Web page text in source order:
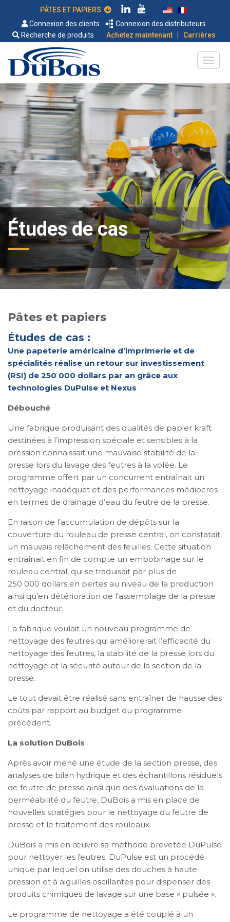
Connexion des clients
Connexion des distributeurs
Recherche de produits
Achetez maintenant | Carrières
Études de cas
Pâtes et papiers
Études de cas :
Une papeterie américaine d’imprimerie et de
spécialités réalise un retour sur investissement
(RSI) de 250 000 dollars par an grâce aux
technologies DuPulse et Nexus
Débouché
Une fabrique produisant des qualités de papier kraft
destinées à l’impression spéciale et sensibles à la
pression connaissait une mauvaise stabilité de la
presse lors du lavage des feutres à la volée. Le
programme offert par un concurrent entraînait un
nettoyage inadéquat et des performances médiocres
en termes de drainage d’eau du feutre de la presse.
En raison de l’accumulation de dépôts sur la
couverture du rouleau de presse central, on constatait
un mauvais relâchement des feuilles. Cette situation
entraînait en fin de compte un embobinage sur le
rouleau central, qui se traduisait par plus de
250 000 dollars en pertes au niveau de la production
ainsi qu’en détérioration de l’assemblage de la presse
et du docteur.
La fabrique voulait un nouveau programme de
nettoyage des feutres qui améliorerait l’efficacité du
nettoyage des feutres, la stabilité de la presse lors du
nettoyage et la sécurité autour de la section de la
presse.
Le tout devait être réalisé sans entraîner de hausse des
coûts par rapport au budget du programme
précédent.
La solution DuBois
Après avoir mené une étude de la section presse, des
analyses de bilan hydrique et des échantillons résiduels
de feutre de presse ainsi que des évaluations de la
perméabilité du feutre, DuBois a mis en place de
nouvelles stratégies pour le nettoyage du feutre de
presse et le traitement des rouleaux.
DuBois a mis en œuvre sa méthode brevetée DuPulse
pour nettoyer les feutres. DuPulse est un procédé
unique par lequel on utilise des douches à haute
pression et à aiguilles oscillantes pour dispenser des
produits chimiques de lavage sur une base « pulsée ».
Le programme de nettoyage a été couplé à un